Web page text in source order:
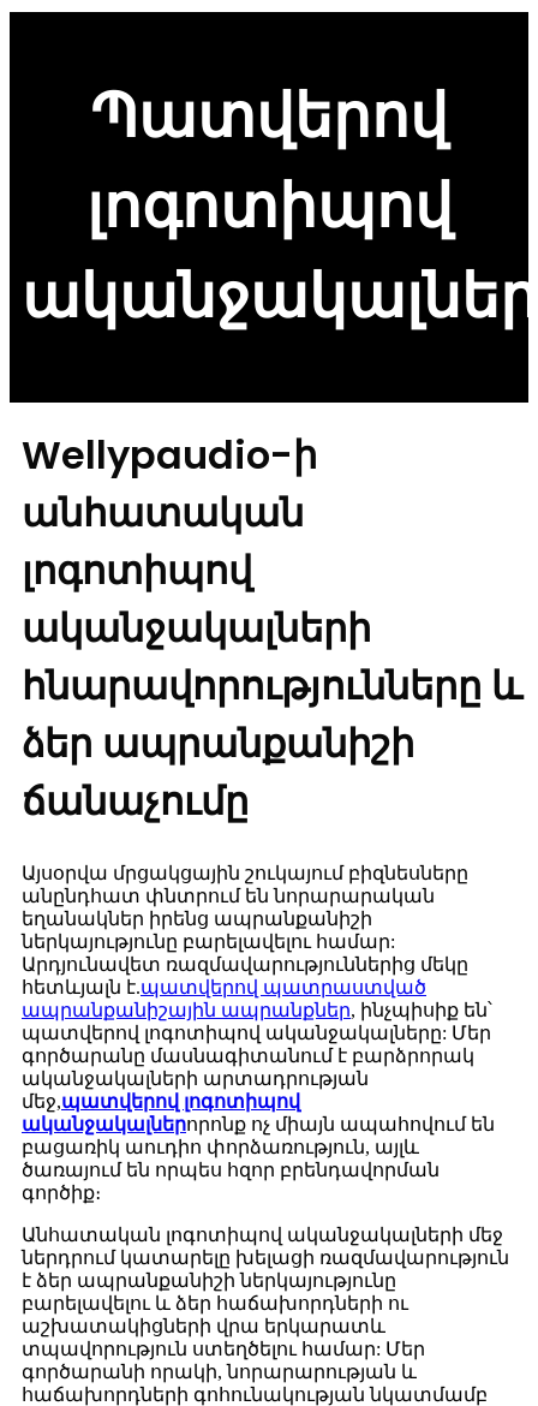
Պատվերով
լոգոտիպով
ականջակալներ
Wellypaudio-ի
անհատական ​​
լոգոտիպով
ականջակալների
հնարավորությունները և
ձեր ապրանքանիշի
ճանաչումը
Այսօրվա մրցակցային շուկայում բիզնեսները
անընդհատ փնտրում են նորարարական
եղանակներ իրենց ապրանքանիշի
ներկայությունը բարելավելու համար:
Արդյունավետ ռազմավարություններից մեկը
հետևյալն է.պատվերով պատրաստված
ապրանքանիշային ապրանքներ, ինչպիսիք են՝
պատվերով լոգոտիպով ականջակալները: Մեր
գործարանը մասնագիտանում է բարձրորակ
ականջակալների արտադրության
մեջ,պատվերով լոգոտիպով
ականջակալներորոնք ոչ միայն ապահովում են
բացառիկ աուդիո փորձառություն, այլև
ծառայում են որպես հզոր բրենդավորման
գործիք։
Անհատական ​​լոգոտիպով ականջակալների մեջ
ներդրում կատարելը խելացի ռազմավարություն
է ձեր ապրանքանիշի ներկայությունը
բարելավելու և ձեր հաճախորդների ու
աշխատակիցների վրա երկարատև
տպավորություն ստեղծելու համար: Մեր
գործարանի որակի, նորարարության և
հաճախորդների գոհունակության նկատմամբ